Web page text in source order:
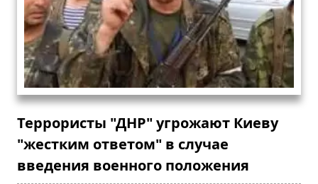
Террористы "ДНР" угрожают Киеву
"жестким ответом" в случае
введения военного положения